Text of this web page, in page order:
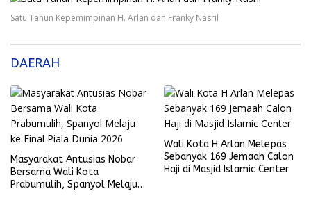
Satu Tahun Kepemimpinan H. Arlan dan Franky Nasril
DAERAH
Masyarakat Antusias Nobar
Bersama Wali Kota
Prabumulih, Spanyol Melaju
Wali Kota H Arlan Melepas
Sebanyak 169 Jemaah Calon
Haji di Masjid Islamic Center